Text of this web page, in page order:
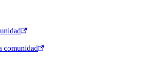
comunidad